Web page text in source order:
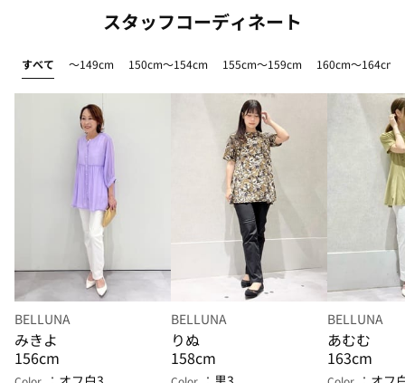
スタッフコーディネート
すべて ～149cm 150cm～154cm 155cm～159cm 160cm～164cm
BELLUNA
みきよ
156cm
BELLUNA
りぬ
158cm
BELLUNA
あむむ
163cm